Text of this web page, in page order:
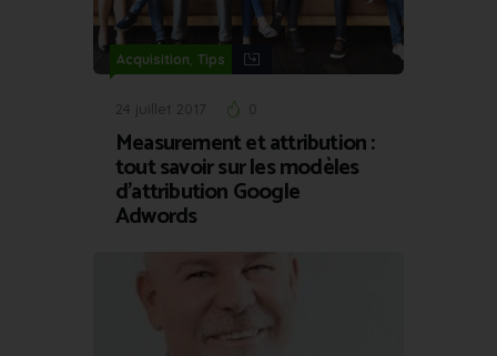
Acquisition, Tips
24 juillet 2017 0
Measurement et attribution :
tout savoir sur les modèles
d’attribution Google
Adwords